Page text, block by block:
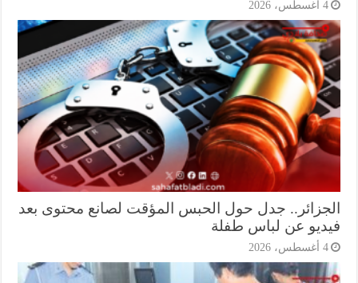
جدل حول الحبس المؤقت لصانع محتوى بعد
عن لباس طفلة